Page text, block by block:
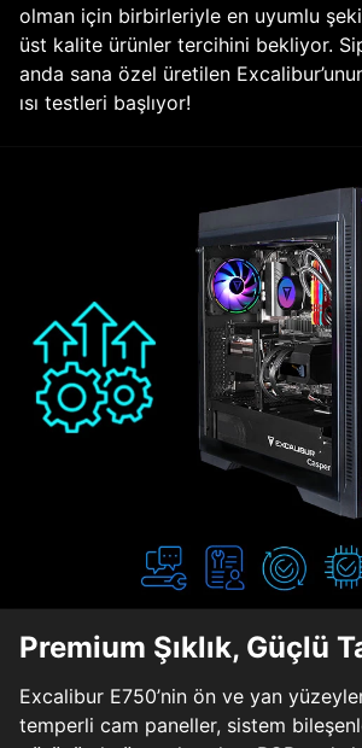
olman için birbirleriyle en uyumlu
üst kalite ürünler tercihini bekliyor.
anda sana özel üretilen
ısı testleri başlıyor!
Premium Şıklık, Güçlü
Excalibur E750’nin ön ve yan
temperli cam paneller, sistem